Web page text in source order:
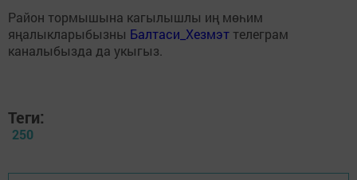
Район тормышына кагылышлы иң мөһим
яңалыкларыбызны Балтаси_Хезмэт телеграм
каналыбызда да укыгыз.
Теги:
250